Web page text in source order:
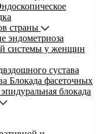
страны
эндометриоза
системы у женщин
сустава
Блокада фасеточных
блокада